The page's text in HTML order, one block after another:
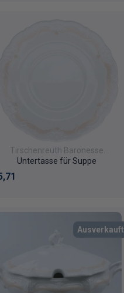
Tirschenreuth Baronesse
Veronique
Untertasse für Suppe
Preis
Ausverkauft